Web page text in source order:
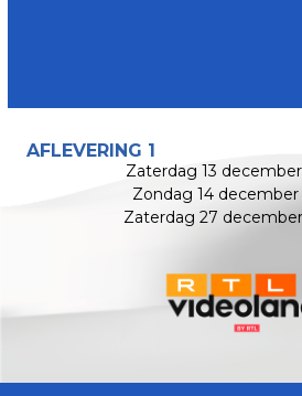
AFLEVERING 1
Zaterdag 13
Zondag 14 december
Zaterdag 27